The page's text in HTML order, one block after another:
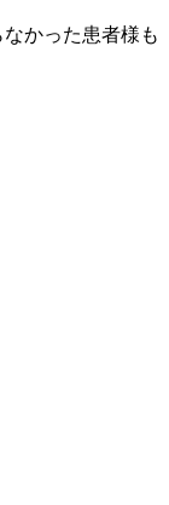
かった患者様も